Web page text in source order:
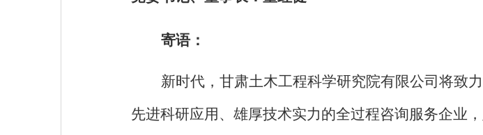
寄语：
新时代，甘肃土木工程科学研究院有限公司将致
先进科研应用、雄厚技术实力的全过程咨询服务企业